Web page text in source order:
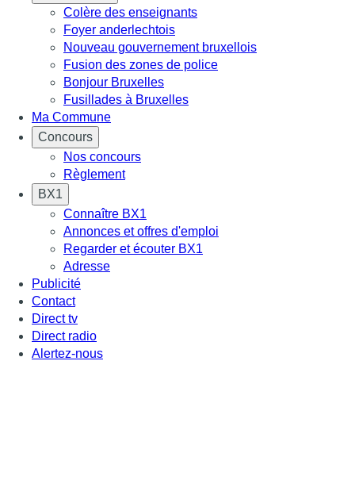
Colère des enseignants
Foyer anderlechtois
Nouveau gouvernement bruxellois
Fusion des zones de police
Bonjour Bruxelles
Fusillades à Bruxelles
Ma Commune
Concours
Nos concours
Règlement
BX1
Connaître BX1
Annonces et offres d'emploi
Regarder et écouter BX1
Adresse
Publicité
Contact
Direct tv
Direct radio
Alertez-nous